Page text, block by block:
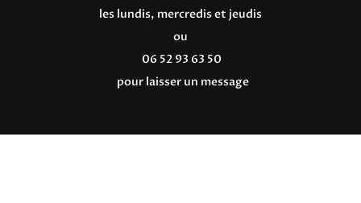
les lundis, mercredis et jeudis
ou
06 52 93 63 50
pour laisser un message